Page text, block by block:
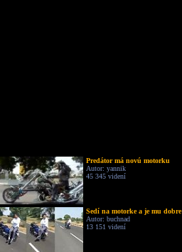
Predátor má novú motorku
Autor: yannik
45 345 videní
Sedí na motorke a je mu dobre
Autor: buchnad
13 151 videní